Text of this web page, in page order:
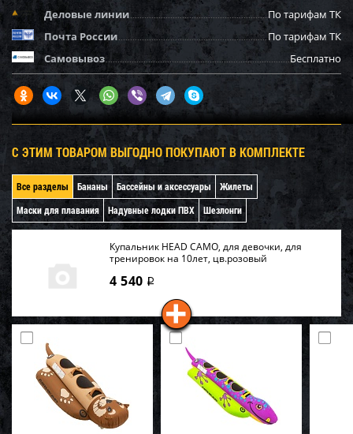
Деловые линии
По тарифам ТК
Почта России
По тарифам ТК
Самовывоз
Бесплатно
С ЭТИМ ТОВАРОМ ВЫГОДНО ПОКУПАЮТ В КОМПЛЕКТЕ
Все разделы Бананы Бассейны и аксессуары
Жилеты
Маски для плавания
Надувные лодки ПВХ Шезлонги
Купальник HEAD CAMO, для девочки, для
тренировок на 10лет, цв.розовый
4 540 i